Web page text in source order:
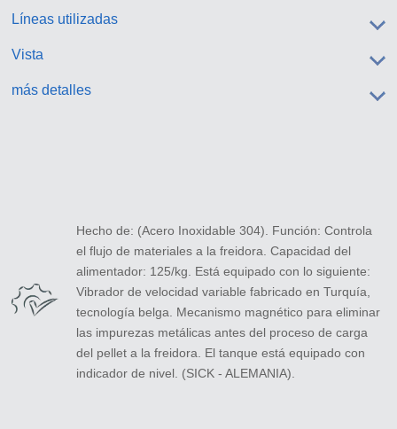
Líneas utilizadas
Vista
más detalles
Hecho de: (Acero Inoxidable 304). Función: Controla
el flujo de materiales a la freidora. Capacidad del
alimentador: 125/kg. Está equipado con lo siguiente:
Vibrador de velocidad variable fabricado en Turquía,
tecnología belga. Mecanismo magnético para eliminar
las impurezas metálicas antes del proceso de carga
del pellet a la freidora. El tanque está equipado con
indicador de nivel. (SICK - ALEMANIA).